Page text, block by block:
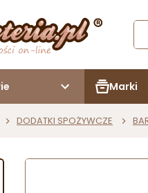
Marki
DODATKI SPOŻYWCZE